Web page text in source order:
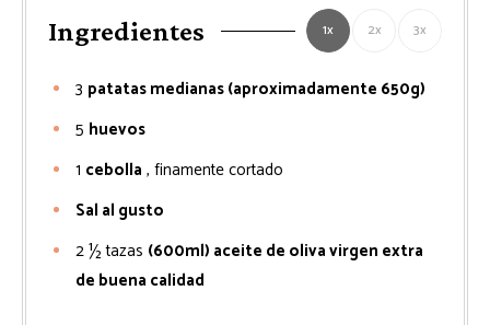
Ingredientes 1x 2x 3x
3 patatas medianas (aproximadamente 650g)
5 huevos
1 cebolla , finamente cortado
Sal al gusto
2 ½tazas (600ml) aceite de oliva virgen extra
de buena calidad